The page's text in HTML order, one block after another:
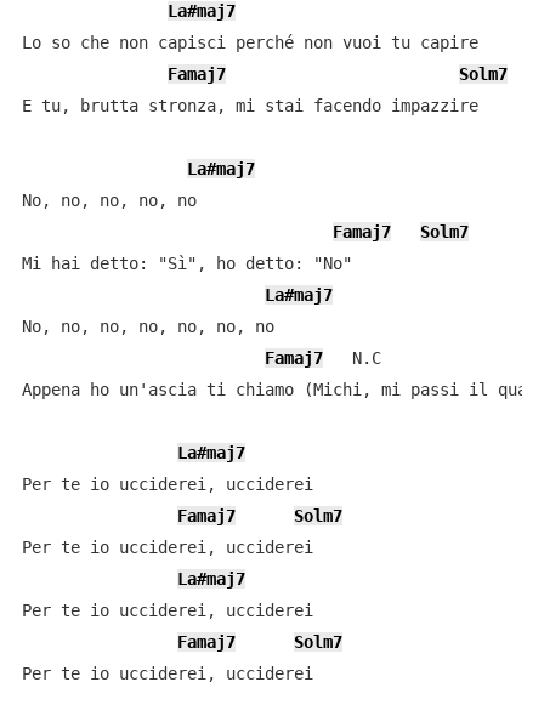
La#maj7
Lo so che non capisci perché non vuoi tu capire
Famaj7
Solm7
E tu, brutta stronza, mi stai facendo impazzire
La#maj7
No, no, no, no, no
Famaj7
Solm7
Mi hai detto: "Sì", ho detto: "No"
La#maj7
No, no, no, no, no, no, no
Famaj7
   N.C
Appena ho un'ascia ti chiamo (Michi, mi passi il
La#maj7
Per te io ucciderei, ucciderei
Famaj7
Solm7
Per te io ucciderei, ucciderei
La#maj7
Per te io ucciderei, ucciderei
Famaj7
Solm7
Per te io ucciderei, ucciderei